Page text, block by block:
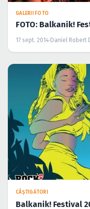
GALERII FOTO
FOTO: Balkanik!
17 sept. 2014· Daniel Robert
CÂŞTIGĂTORI
Balkanik! Festival